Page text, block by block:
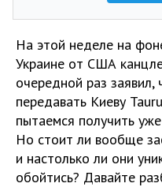
На этой неделе на
Украине от США
очередной раз
передавать Киеву
пытаемся получить
Но стоит ли вообще
и настолько ли они
обойтись? Давайте